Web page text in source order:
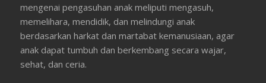
mengenai pengasuhan anak meliputi mengasuh,
memelihara, mendidik, dan melindungi anak
berdasarkan harkat dan martabat kemanusiaan, agar
anak dapat tumbuh dan berkembang secara wajar,
sehat, dan ceria.